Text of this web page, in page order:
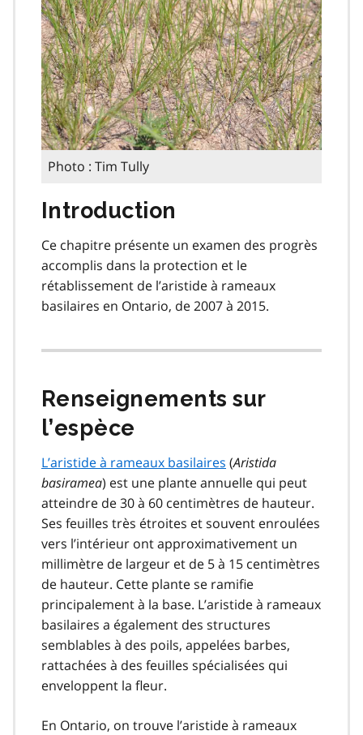
Photo : Tim Tully
Introduction
Ce chapitre présente un examen des progrès
accomplis dans la protection et le
rétablissement de l’aristide à rameaux
basilaires en Ontario, de 2007 à 2015.
Renseignements sur
l’espèce
L’aristide à rameaux basilaires (Aristida
basiramea) est une plante annuelle qui peut
atteindre de 30 à 60 centimètres de hauteur.
Ses feuilles très étroites et souvent enroulées
vers l’intérieur ont approximativement un
millimètre de largeur et de 5 à 15 centimètres
de hauteur. Cette plante se ramifie
principalement à la base. L’aristide à rameaux
basilaires a également des structures
semblables à des poils, appelées barbes,
rattachées à des feuilles spécialisées qui
enveloppent la fleur.
En Ontario, on trouve l’aristide à rameaux